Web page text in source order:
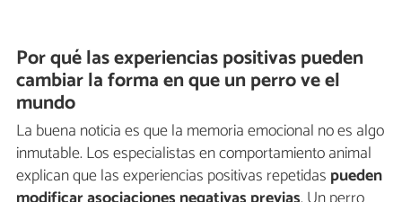
Por qué las experiencias positivas pueden
cambiar la forma en que un perro ve el
mundo
La buena noticia es que la memoria emocional no es algo
inmutable. Los especialistas en comportamiento animal
explican que las experiencias positivas repetidas pueden